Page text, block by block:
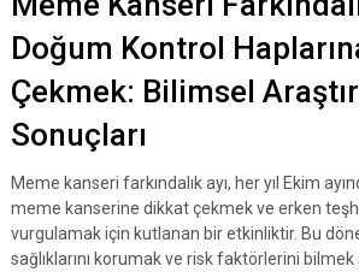
Doğum Kontrol
Çekmek: Bilimsel
Sonuçları
Meme kanseri farkındalık ayı, her yıl Ekim
meme kanserine dikkat çekmek ve erken
vurgulamak için kutlanan bir etkinliktir. Bu
sağlıklarını korumak ve risk faktörlerini